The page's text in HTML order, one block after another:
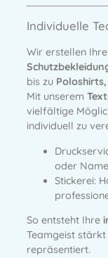
Individuelle
Wir erstellen
bis zu
Mit unserem
vielfältige
individuell zu
oder
Stickerei:
So entsteht Ihre
Teamgeist
repräsentiert.